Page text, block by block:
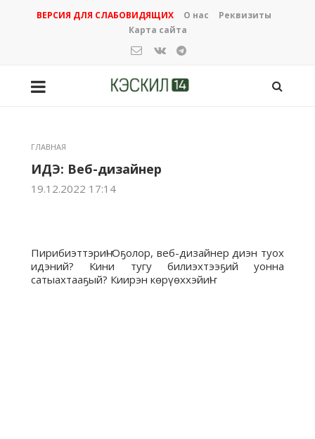
ВЕРСИЯ ДЛЯ СЛАБОВИДЯЩИХ О нас
Реквизиты
Карта сайта
ГЛАВНАЯ
ИДЭ: Веб-дизайнер
19.12.2022 17:14
Пирибиэттэриҥ! Оҕолор, веб-дизайнер диэн туох
идэний? Кини тугу билиэхтээҕий уонна
сатыахтааҕый? Киирэн көрүөххэйиҥ!